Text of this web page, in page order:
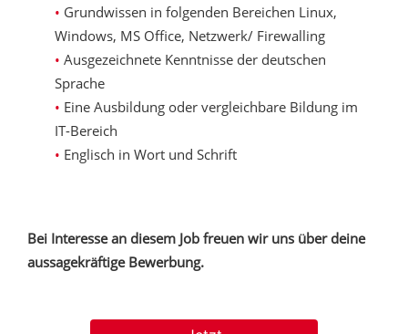
Grundwissen in folgenden Bereichen Linux,
Windows, MS Office, Netzwerk/ Firewalling
Ausgezeichnete Kenntnisse der deutschen
Sprache
Eine Ausbildung oder vergleichbare Bildung im
IT-Bereich
Englisch in Wort und Schrift
Bei Interesse an diesem Job freuen wir uns über deine
aussagekräftige Bewerbung.